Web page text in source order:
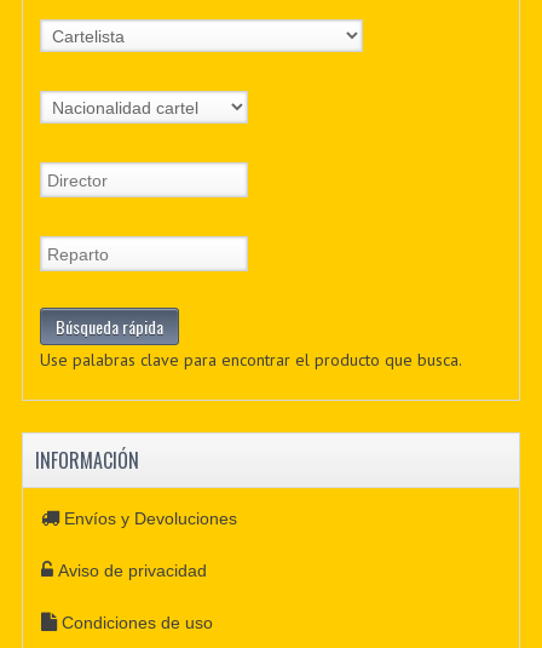
Use palabras clave para encontrar el producto que busca.
INFORMACIÓN
Envíos y Devoluciones
Aviso de privacidad
Condiciones de uso